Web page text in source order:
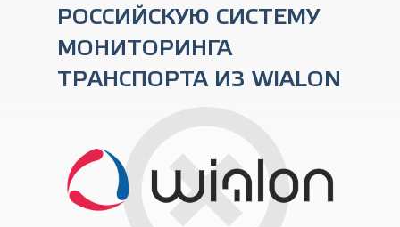
РОССИЙСКУЮ СИСТЕМУ
МОНИТОРИНГА
ТРАНСПОРТА ИЗ WIALON